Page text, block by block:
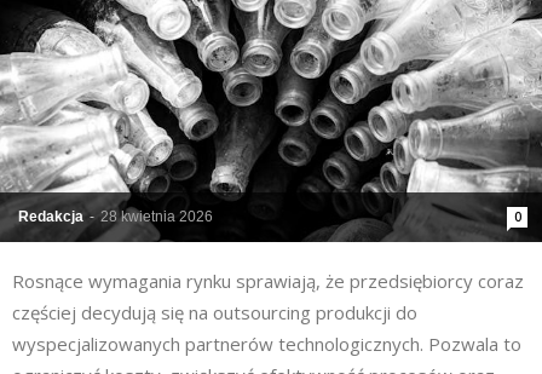
Redakcja - 28 kwietnia 2026 0
Rosnące wymagania rynku sprawiają, że przedsiębiorcy coraz
częściej decydują się na outsourcing produkcji do
wyspecjalizowanych partnerów technologicznych. Pozwala to